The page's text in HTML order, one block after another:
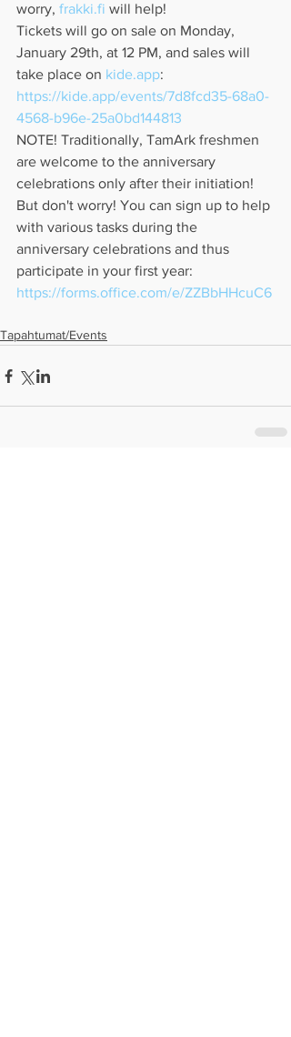
worry, frakki.fi will help!
Tickets will go on sale on Monday,
January 29th, at 12 PM, and sales will
take place on kide.app:
https://kide.app/events/7d8fcd35-68a0-
4568-b96e-25a0bd144813
NOTE! Traditionally, TamArk freshmen
are welcome to the anniversary
celebrations only after their initiation!
But don't worry! You can sign up to help
with various tasks during the
anniversary celebrations and thus
participate in your first year:
https://forms.office.com/e/ZZBbHHcuC6
Tapahtumat/Events